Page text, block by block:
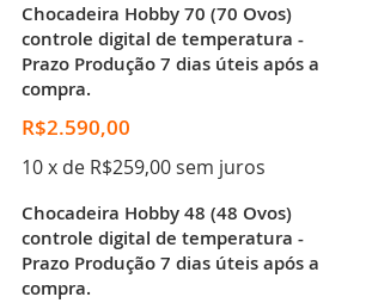
Chocadeira Hobby 70 (70 Ovos)
controle digital de temperatura -
Prazo Produção 7 dias úteis após a
compra.
R$2.590,00
10 x de R$259,00 sem juros
Chocadeira Hobby 48 (48 Ovos)
controle digital de temperatura -
Prazo Produção 7 dias úteis após a
compra.